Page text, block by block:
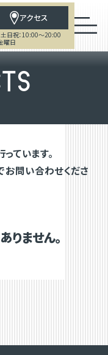
アクセス
日祝：10:00～20:00
曜日
TS
ています。
問い合わせくださ
ません。